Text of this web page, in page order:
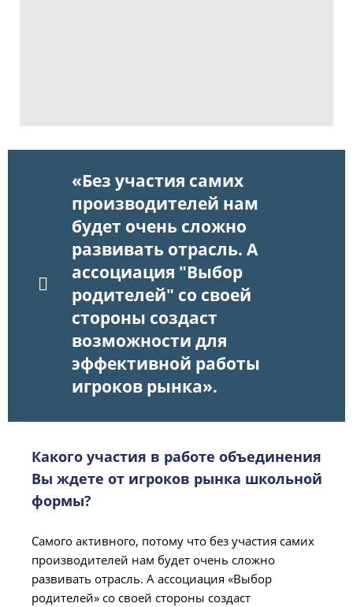
«Без участия самих
производителей нам
будет очень сложно
развивать отрасль. А
ассоциация "Выбор
родителей" со своей
стороны создаст
возможности для
эффективной работы
игроков рынка».
Какого участия в работе объединения
Вы ждете от игроков рынка школьной
формы?
Самого активного, потому что без участия самих
производителей нам будет очень сложно
развивать отрасль. А ассоциация «Выбор
родителей» со своей стороны создаст